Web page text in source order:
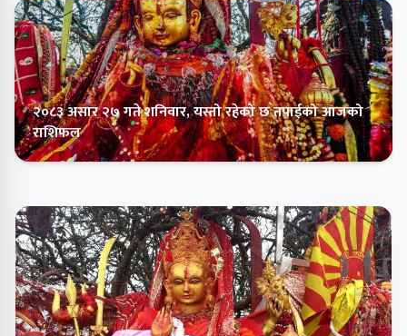
२०८३ असार २७ गते शनिवार, यस्तो रहेको छ तपाईको आजको
राशिफल